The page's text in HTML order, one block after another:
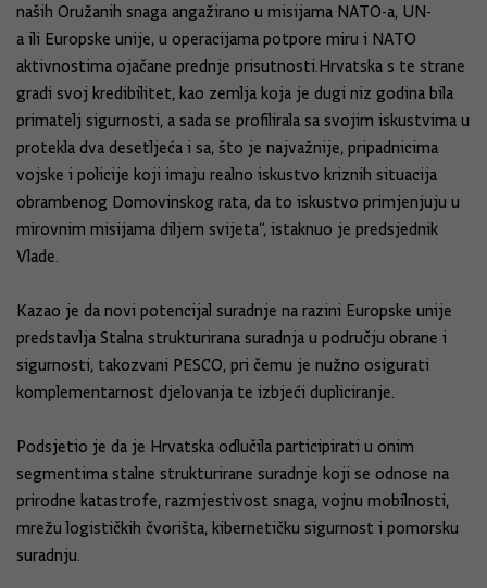
naših Oružanih snaga angažirano u misijama NATO-a, UN-
a ili Europske unije, u operacijama potpore miru i NATO
aktivnostima ojačane prednje prisutnosti.Hrvatska s te strane
gradi svoj kredibilitet, kao zemlja koja je dugi niz godina bila
primatelj sigurnosti, a sada se profilirala sa svojim iskustvima u
protekla dva desetljeća i sa, što je najvažnije, pripadnicima
vojske i policije koji imaju realno iskustvo kriznih situacija
obrambenog Domovinskog rata, da to iskustvo primjenjuju u
mirovnim misijama diljem svijeta“, istaknuo je predsjednik
Vlade.
Kazao je da novi potencijal suradnje na razini Europske unije
predstavlja Stalna strukturirana suradnja u području obrane i
sigurnosti, takozvani PESCO, pri čemu je nužno osigurati
komplementarnost djelovanja te izbjeći dupliciranje.
Podsjetio je da je Hrvatska odlučila participirati u onim
segmentima stalne strukturirane suradnje koji se odnose na
prirodne katastrofe, razmjestivost snaga, vojnu mobilnosti,
mrežu logističkih čvorišta, kibernetičku sigurnost i pomorsku
suradnju.